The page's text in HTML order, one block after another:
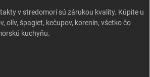
v stredomorí sú zárukou kvality. Kúpite u
olív, špagiet, kečupov, korenín, všetko čo
kuchyňu.